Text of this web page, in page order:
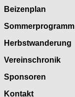
Beizenplan
Sommerprogramm
Herbstwanderung
Vereinschronik
Sponsoren
Kontakt